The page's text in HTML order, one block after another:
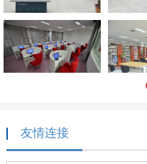
友情连接